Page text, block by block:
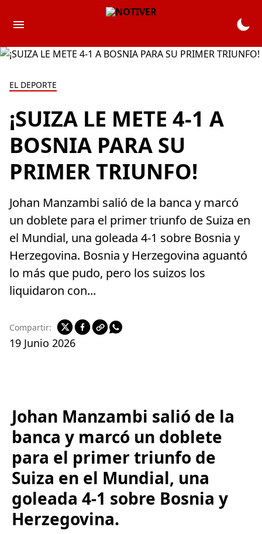
EL DEPORTE
¡SUIZA LE METE 4-1 A
BOSNIA PARA SU
PRIMER TRIUNFO!
Johan Manzambi salió de la banca y marcó
un doblete para el primer triunfo de Suiza en
el Mundial, una goleada 4-1 sobre Bosnia y
Herzegovina. Bosnia y Herzegovina aguantó
lo más que pudo, pero los suizos los
liquidaron con...
19 Junio 2026
Compartir:
Johan Manzambi salió de la
banca y marcó un doblete
para el primer triunfo de
Suiza en el Mundial, una
goleada 4-1 sobre Bosnia y
Herzegovina.